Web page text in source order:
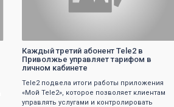
Каждый третий абонент Tele2 в
Приволжье управляет тарифом в
личном кабинете
Tele2 подвела итоги работы приложения
«Мой Tele2», которое позволяет клиентам
управлять услугами и контролировать